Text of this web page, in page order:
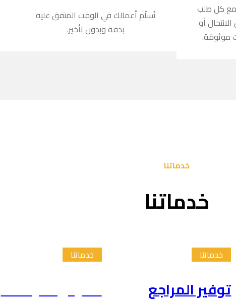
مع كل طلب
أو
موثوقة.
نُسلّم أعمالك في الوقت المتفق عليه
بدقة وبدون تأخير.
خدماتنا
خدماتنا
خدماتنا
توفير المراجع
خدماتنا
تلخيص الدراسات